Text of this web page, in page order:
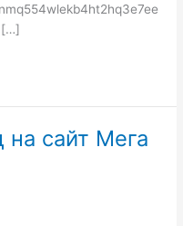
[…]
на сайт Мега